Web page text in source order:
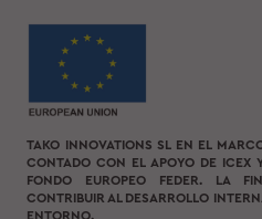
TAKO INNOVATIONS SL EN EL
CONTADO CON EL APOYO DE ICEX
FONDO EUROPEO FEDER. LA
CONTRIBUIR AL DESARROLLO
ENTORNO.